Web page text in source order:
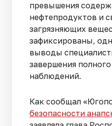
превышения
нефтепродуктов и
загрязняющих
зафиксированы,
выводы
завершения
наблюдений.
Как сообщал
безопасности